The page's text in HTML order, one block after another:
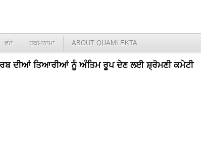
ਫੋਟੋ ਹੁਕਮਨਾਮਾ ABOUT QUAMI EKTA
ਦੀਆਂ ਤਿਆਰੀਆਂ ਨੂੰ ਅੰਤਿਮ ਰੂਪ ਦੇਣ ਲਈ ਸ਼੍ਰੋਮਣੀ ਕਮੇਟੀ